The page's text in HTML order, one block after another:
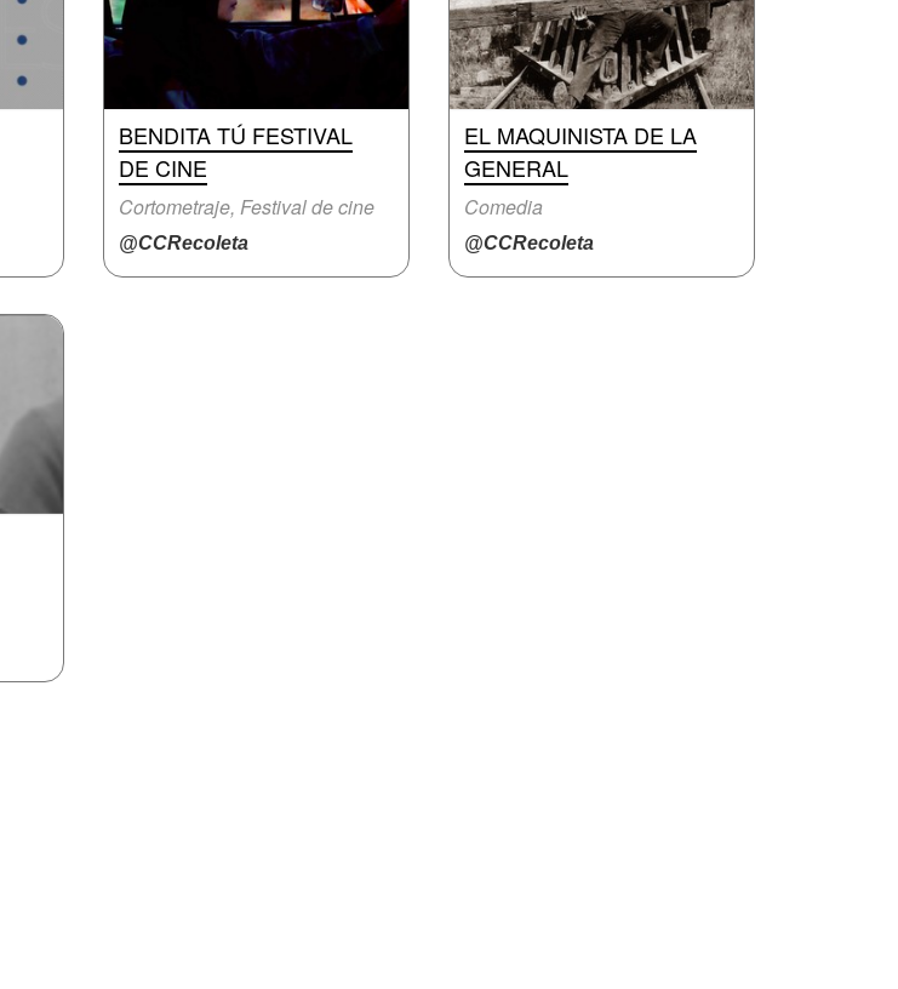
BENDITA TÚ FESTIVAL
DE CINE
Cortometraje, Festival de cine
@CCRecoleta
EL MAQUINISTA DE LA
GENERAL
Comedia
@CCRecoleta